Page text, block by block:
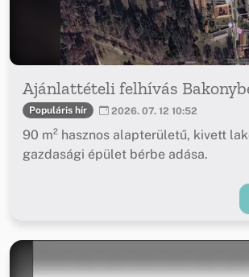
Ajánlattételi felhívás
Populáris hír 2026. 07. 12 10:52
90 m² hasznos alapterületű, kivett
gazdasági épület bérbe adása.